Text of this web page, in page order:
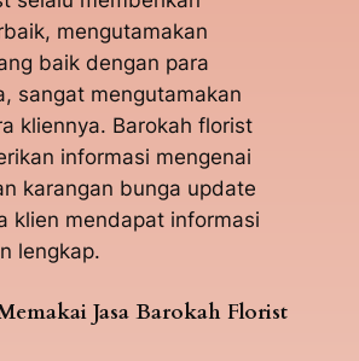
mengutamakan
baik dengan para
sangat mengutamakan
kliennya. Barokah florist
informasi mengenai
karangan bunga update
klien mendapat informasi
lengkap.
Jasa Barokah Florist